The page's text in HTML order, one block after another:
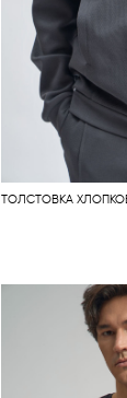
ТОЛСТОВКА